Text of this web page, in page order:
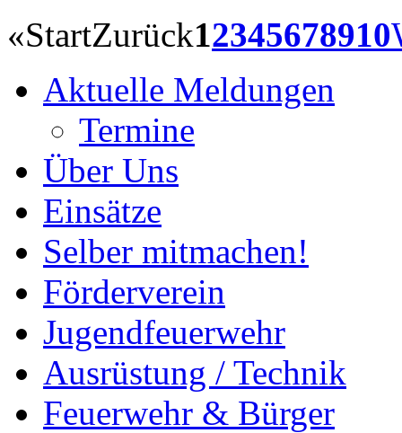
«StartZurück12345678910
Aktuelle Meldungen
Termine
Über Uns
Einsätze
Selber mitmachen!
Förderverein
Jugendfeuerwehr
Ausrüstung / Technik
Feuerwehr & Bürger